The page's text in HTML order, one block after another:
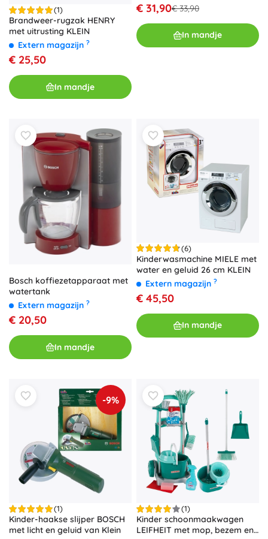
(1)
Brandweer-rugzak HENRY
met uitrusting KLEIN
Extern magazijn ?
€ 25,50
In mandje
€ 31,90€ 33,90
In mandje
Bosch koffiezetapparaat met
watertank
Extern magazijn ?
€ 20,50
In mandje
(6)
Kinderwasmachine MIELE met
water en geluid 26 cm KLEIN
Extern magazijn ?
€ 45,50
In mandje
-9%
(1)
Kinder-haakse slijper BOSCH
met licht en geluid van Klein
(1)
Kinder schoonmaakwagen
LEIFHEIT met mop, bezem en